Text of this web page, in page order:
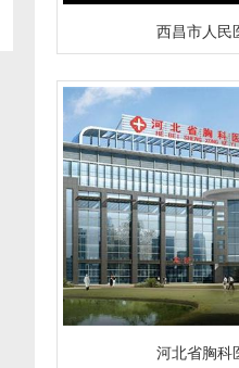
西昌市人民
河北省胸科